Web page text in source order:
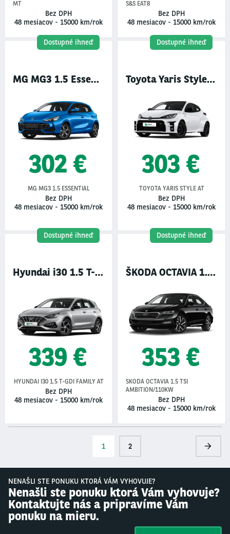
MT
Bez DPH
48 mesiacov - 15000 km/rok
S&S EAT8
Bez DPH
48 mesiacov - 15000 km/rok
Dostupné ihneď
MG MG3 1.5 Essential
302 €
MG MG3 1.5 ESSENTIAL
Bez DPH
48 mesiacov - 15000 km/rok
Dostupné ihneď
Toyota Yaris Style AT
303 €
TOYOTA YARIS STYLE AT
Bez DPH
48 mesiacov - 15000 km/rok
Dostupné ihneď
Hyundai i30 1.5 T-GDI Family AT
339 €
HYUNDAI I30 1.5 T-GDI FAMILY AT
Bez DPH
48 mesiacov - 15000 km/rok
Dostupné ihneď
ŠKODA OCTAVIA 1.5 TSI Ambition
353 €
SKODA OCTAVIA 1.5 TSI
AMBITION/110KW
Bez DPH
48 mesiacov - 15000 km/rok
Current
1 Stránka
2
Next
page
NENAŠLI STE PONUKU KTORÁ VÁM VYHOVUJE?
Nenašli ste ponuku ktorá Vám vyhovuje?
Kontaktujte nás a pripravíme Vám
ponuku na mieru.